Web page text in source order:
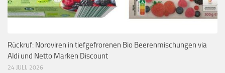
Rückruf: Noroviren in tiefgefrorenen Bio Beerenmischungen via
Aldi und Netto Marken Discount
24 JULI, 2026